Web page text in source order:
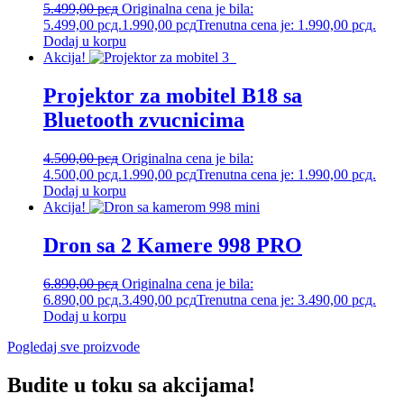
5.499,00рсд Originalna cena je bila:
5.499,00 рсд.1.990,00 рсдTrenutna cena je: 1.990,00 рсд.
Dodaj u korpu
Akcija!
Projektor za mobitel B18 sa
Bluetooth zvucnicima
4.500,00рсд Originalna cena je bila:
4.500,00 рсд.1.990,00 рсдTrenutna cena je: 1.990,00 рсд.
Dodaj u korpu
Akcija!
Dron sa 2 Kamere 998 PRO
6.890,00рсд Originalna cena je bila:
6.890,00 рсд.3.490,00 рсдTrenutna cena je: 3.490,00 рсд.
Dodaj u korpu
Pogledaj sve proizvode
Budite u toku sa akcijama!